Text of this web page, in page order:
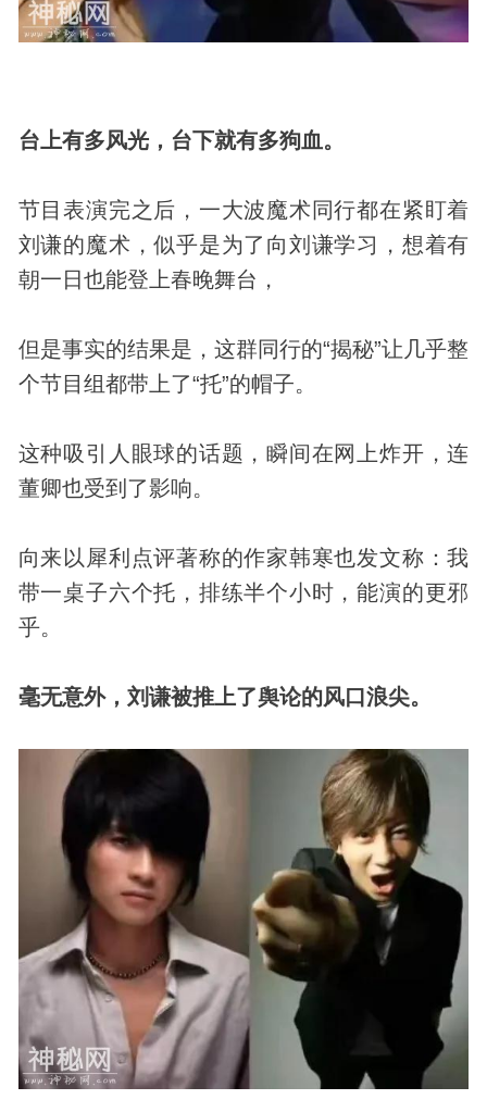
台上有多风光，台下就有多狗血。
节目表演完之后，一大波魔术同行都在紧盯着
刘谦的魔术，似乎是为了向刘谦学习，想着有
朝一日也能登上春晚舞台，
但是事实的结果是，这群同行的“揭秘”让几乎整
个节目组都带上了“托”的帽子。
这种吸引人眼球的话题，瞬间在网上炸开，连
董卿也受到了影响。
向来以犀利点评著称的作家韩寒也发文称：我
带一桌子六个托，排练半个小时，能演的更邪
乎。
毫无意外，刘谦被推上了舆论的风口浪尖。